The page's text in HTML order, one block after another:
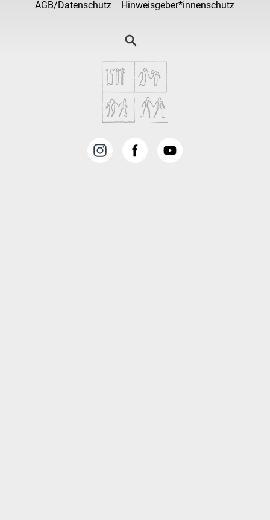
AGB/Datenschutz Hinweisgeber*innenschutz